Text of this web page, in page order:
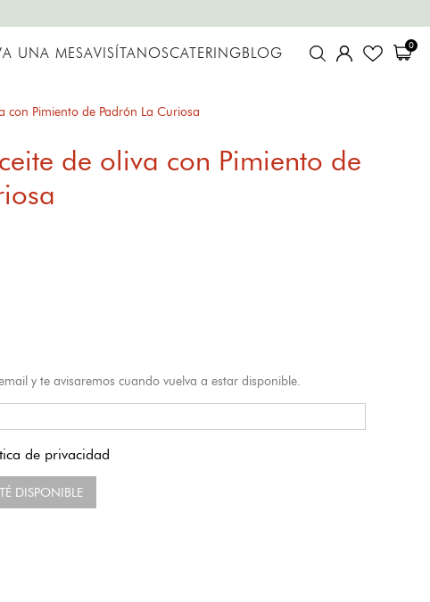
0
UNA MESAVISÍTANOSCATERINGBLOG
con Pimiento de Padrón La Curiosa
de oliva con Pimiento de
y te avisaremos cuando vuelva a estar disponible.
de privacidad
DISPONIBLE